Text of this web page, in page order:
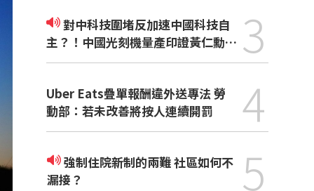
對中科技圍堵反加速中國科技自
主？！中國光刻機量產印證黃仁勳觀
點
3
Uber Eats疊單報酬違外送專法 勞
動部：若未改善將按人連續開罰
4
強制住院新制的兩難 社區如何不
漏接？
5